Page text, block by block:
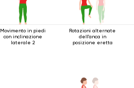
Movimento in piedi
con inclinazione
laterale 2
Rotazioni alternate
dell'anca in
posizione eretta